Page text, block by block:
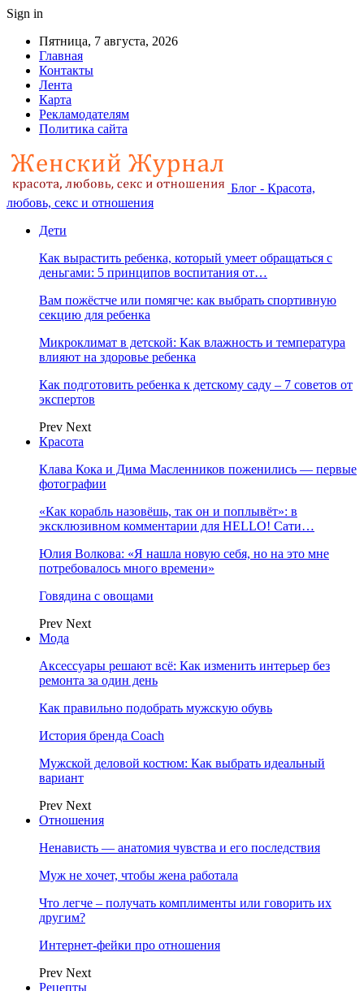
Sign in
Пятница, 7 августа, 2026
Главная
Контакты
Лента
Карта
Рекламодателям
Политика сайта
Блог - Красота,
любовь, секс и отношения
Дети
Как вырастить ребенка, который умеет обращаться с
деньгами: 5 принципов воспитания от…
Вам пожёстче или помягче: как выбрать спортивную
секцию для ребенка
Микроклимат в детской: Как влажность и температура
влияют на здоровье ребенка
Как подготовить ребенка к детскому саду – 7 советов от
экспертов
Prev Next
Красота
Клава Кока и Дима Масленников поженились — первые
фотографии
«Как корабль назовёшь, так он и поплывёт»: в
эксклюзивном комментарии для HELLO! Сати…
Юлия Волкова: «Я нашла новую себя, но на это мне
потребовалось много времени»
Говядина с овощами
Prev Next
Мода
Аксессуары решают всё: Как изменить интерьер без
ремонта за один день
Как правильно подобрать мужскую обувь
История бренда Coach
Мужской деловой костюм: Как выбрать идеальный
вариант
Prev Next
Отношения
Ненависть — анатомия чувства и его последствия
Муж не хочет, чтобы жена работала
Что легче – получать комплименты или говорить их
другим?
Интернет-фейки про отношения
Prev Next
Рецепты